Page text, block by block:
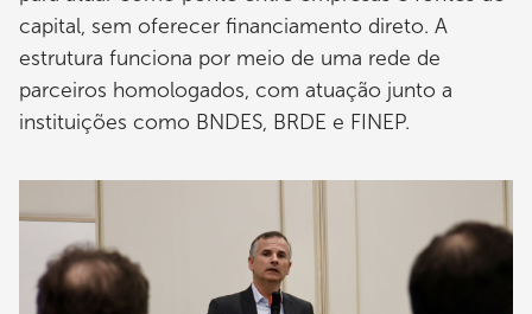
capital, sem oferecer financiamento direto. A
estrutura funciona por meio de uma rede de
parceiros homologados, com atuação junto a
instituições como BNDES, BRDE e FINEP.